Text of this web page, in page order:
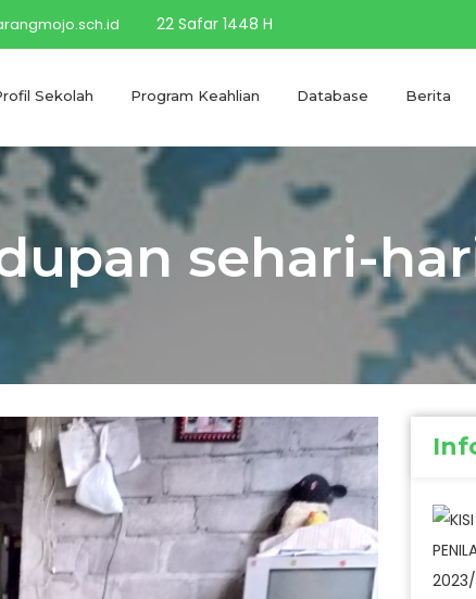
22 Safar 1448 H
Sekolah Program Keahlian Database Berita
sehari-